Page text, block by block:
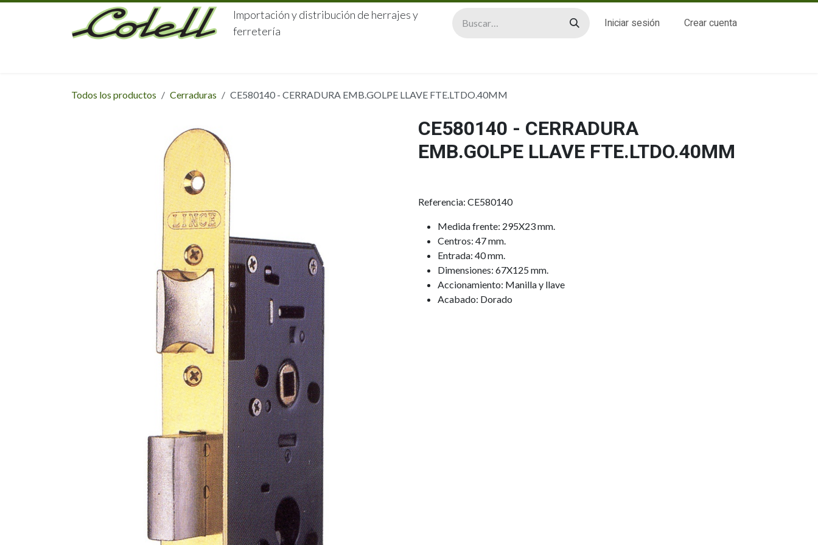
Ir al contenido
Importación y distribución de herrajes y
ferretería
Iniciar sesión Crear cuenta
Todos los productos Cerraduras CE580140 - CERRADURA EMB.GOLPE LLAVE FTE.LTDO.40MM
CE580140 - CERRADURA
EMB.GOLPE LLAVE FTE.LTDO.40MM
Referencia: CE580140
Medida frente: 295X23 mm.
Centros: 47 mm.
Entrada: 40 mm.
Dimensiones: 67X125 mm.
Accionamiento: Manilla y llave
Acabado: Dorado